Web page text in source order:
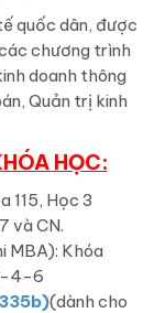
quốc dân, được
chương trình
doanh thông
Quản trị kinh
HỌC:
115, Học 3
và CN.
MBA): Khóa
4-6
(dành cho